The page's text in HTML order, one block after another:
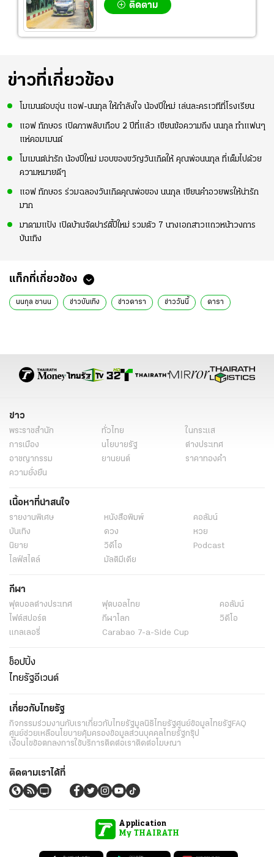
ติดตาม
ข่าวที่เกี่ยวข้อง
โมเมนต์อบอุ่น แอฟ-นนกุล ให้กำลังใจ น้องปีใหม่ เล่นละครเวทีที่โรงเรียน
แอฟ ทักษอร เปิดภาพลับเกือบ 2 ปีที่แล้ว เขียนข้อความถึง นนกุล ทำแฟนๆ
แห่คอมเมนต์
โมเมนต์น่ารัก น้องปีใหม่ มอบของขวัญวันเกิดให้ คุณพ่อนนกุล ที่เต็มไปด้วย
ความหมายดีๆ
แอฟ ทักษอร ร่วมฉลองวันเกิดคุณพ่อของ นนกุล เขียนคำอวยพรให้น่ารัก
มาก
มาดามแป้ง เปิดบ้านจัดปาร์ตี้ปีใหม่ รวมตัว 7 นางเอกสาวแถวหน้าวงการ
บันเทิง
แท็กที่เกี่ยวข้อง
นนกุล ชานน ข่าวบันเทิง ข่าวดารา ข่าววันนี้ ดารา
ข่าว
พระราชสำนัก ทั่วไทย
ในกระแส
การเมือง
นโยบายรัฐ
ต่างประเทศ
อาชญากรรม
ยานยนต์
ราคาทองคำ
ความยั่งยืน
เนื้อหาที่น่าสนใจ
รายงานพิเศษ หนังสือพิมพ์
คอลัมน์
บันเทิง
ดวง
หวย
นิยาย
วิดีโอ
Podcast
ไลฟ์สไตล์
มัลติมีเดีย
กีฬา
ฟุตบอลต่่างประเทศ ฟุตบอลไทย
คอลัมน์
ไฟต์สปอร์ต
กีฬาโลก
วิดีโอ
แกลเลอรี่
Carabao 7-a-Side Cup
ช็อปปิ้ง
ไทยรัฐอีเวนต์
เกี่ยวกับไทยรัฐ
กิจกรรมร่วมงานกับเราเกี่ยวกับไทยรัฐมูลนิธิไทยรัฐศูนย์ข้อมูลไทยรัฐ FAQ
ศูนย์ช่วยเหลือนโยบายคุ้มครองข้อมูลส่วนบุคคลไทยรัฐกรุ๊ป
เงื่อนไขข้อตกลงการใช้บริการติดต่อเราติดต่อโฆษณา
ติดตามเราได้ที่
Application
My THAIRATH